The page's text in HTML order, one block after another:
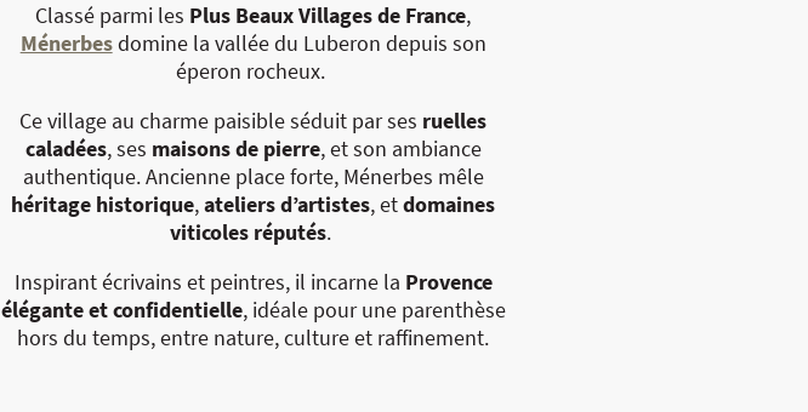
Classé parmi les Plus Beaux Villages de France,
Ménerbesdomine la vallée du Luberon depuis son
éperon rocheux.
Ce village au charme paisible séduit par ses ruelles
caladées, ses maisons de pierre, et son ambiance
authentique. Ancienne place forte, Ménerbes mêle
héritage historique,ateliers d’artistes, etdomaines
viticoles réputés.
Inspirant écrivains et peintres, il incarne la Provence
élégante et confidentielle, idéale pour une parenthèse
hors du temps, entre nature, culture et raffinement.